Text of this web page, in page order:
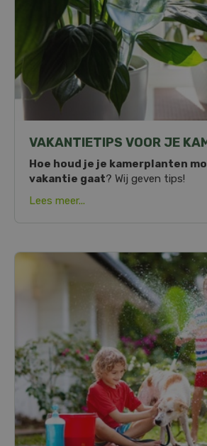
VAKANTIETIPS VOOR JE
Hoe houd je je kamerplanten
vakantie gaat? Wij geven tips!
Lees meer...